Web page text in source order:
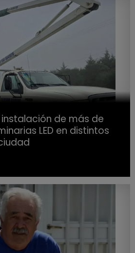
de más de
LED en distintos